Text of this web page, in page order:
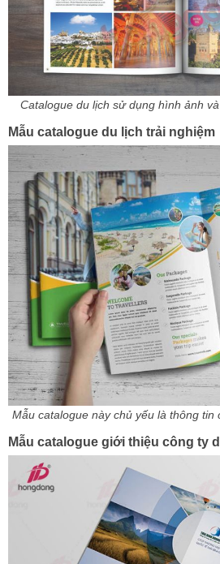
Catalogue du lịch sử dụng hình ảnh
Mẫu catalogue du lịch trải nghiệm
Mẫu catalogue này chủ yếu là thông tin
Mẫu catalogue giới thiệu công ty